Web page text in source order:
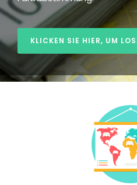
KLICKEN SIE HIER, UM